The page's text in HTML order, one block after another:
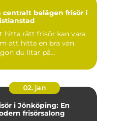
centralt belägen frisör i
hitta rätt frisör kan vara
att hitta en bra vän
du litar på...
02. jan
i Jönköping: En
frisörsalong